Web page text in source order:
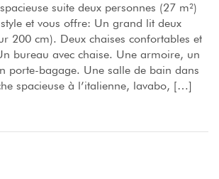
suite deux personnes (27 m²)
et vous offre: Un grand lit deux
200 cm). Deux chaises confortables et
bureau avec chaise. Une armoire, un
porte-bagage. Une salle de bain dans
spacieuse à l’italienne, lavabo, […]